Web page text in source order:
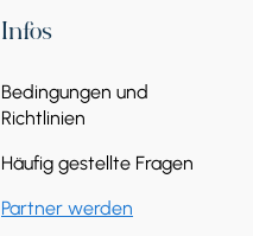
Infos
Bedingungen und
Richtlinien
Häufig gestellte Fragen
Partner werden